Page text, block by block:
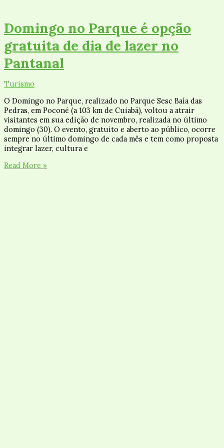
Domingo no Parque é opção
gratuita de dia de lazer no
Pantanal
Turismo
O Domingo no Parque, realizado no Parque Sesc Baía das
Pedras, em Poconé (a 103 km de Cuiabá), voltou a atrair
visitantes em sua edição de novembro, realizada no último
domingo (30). O evento, gratuito e aberto ao público, ocorre
sempre no último domingo de cada mês e tem como proposta
integrar lazer, cultura e
Read More »